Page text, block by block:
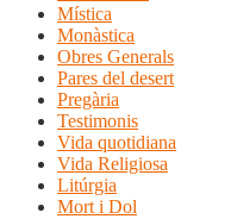
Mística
Monàstica
Obres Generals
Pares del desert
Pregària
Testimonis
Vida quotidiana
Vida Religiosa
Litúrgia
Mort i Dol